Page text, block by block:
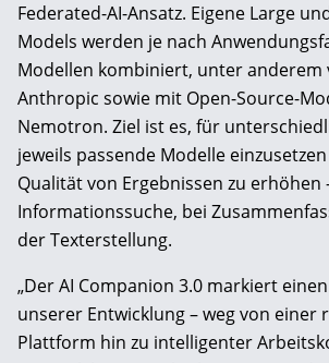
Federated-AI-Ansatz. Eigene Large
Models werden je nach
Modellen kombiniert, unter anderem
Anthropic sowie mit Open-Source-
Nemotron. Ziel ist es, für
jeweils passende Modelle
Qualität von Ergebnissen zu erhöhen
Informationssuche, bei
der Texterstellung.
„Der AI Companion 3.0 markiert
unserer Entwicklung – weg von einer
Plattform hin zu intelligenter